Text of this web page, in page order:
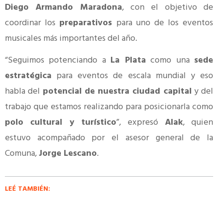
Diego Armando Maradona, con el objetivo de
coordinar los preparativos para uno de los eventos
musicales más importantes del año.
“Seguimos potenciando a La Plata como una sede
estratégica para eventos de escala mundial y eso
habla del potencial de nuestra ciudad capital y del
trabajo que estamos realizando para posicionarla como
polo cultural y turístico”, expresó Alak, quien
estuvo acompañado por el asesor general de la
Comuna,Jorge Lescano.
LEÉ TAMBIÉN: